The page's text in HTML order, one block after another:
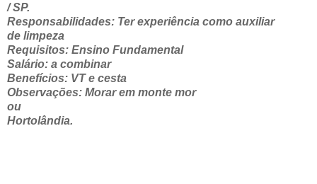
/ SP.
Responsabilidades: Ter experiência como auxiliar
de limpeza
Requisitos: Ensino Fundamental
Salário: a combinar
Benefícios: VT e cesta
Observações: Morar em monte mor
ou
Hortolândia.